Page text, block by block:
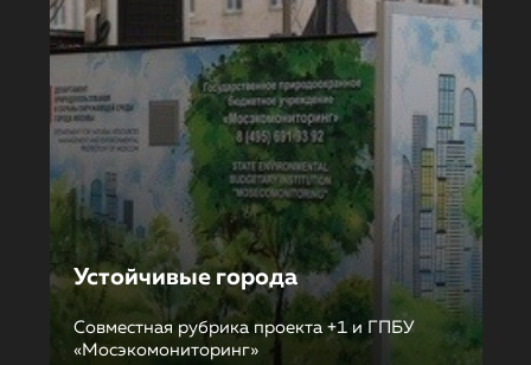
Устойчивые города
Совместная рубрика проекта +1 и ГПБУ
«Мосэкомониторинг»